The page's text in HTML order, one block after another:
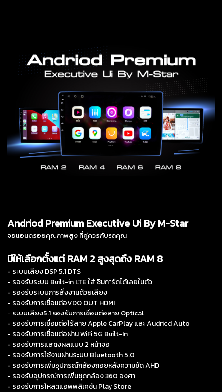
Andriod Premium Executive Ui By M-Star
จอแอนดรอยคุณภาพสูง ที่คู่ควรกับรถคุณ
มีให้เลือกตั้งแต่ RAM 2 สูงสุดถึง RAM 8
- ระบบเสียง DSP 5.1 DTS
- รองรับระบบ Built-in LTE ใส่ ซิมการ์ดได้เลยในตัว
- รองรับระบบการสั่งงานด้วยเสียง
- รองรับการเชื่อมต่อVDO OUT HDMI
- ระบบเสียง5.1 รองรับการเชื่อมต่อสาย Optical
- รองรับการเชื่อมต่อไร้สาย Apple CarPlay และ Audriod Auto
- รองรับการเชื่อมต่อผ่าน WiFi 5G Built-In
- รองรับการแสดงผลแบบ 2 หน้าจอ
- รองรับการใช้งานผ่านระบบ Bluetooth 5.0
- รองรับการเพิ่มอุปกรณ์กล้องถอยหลังความชัด AHD
- รองรับอุปกรณ์การเพิ่มชุดกล้อง 360 องศา
- รองรับการโหลดแอพพลิเคชัน Play Store